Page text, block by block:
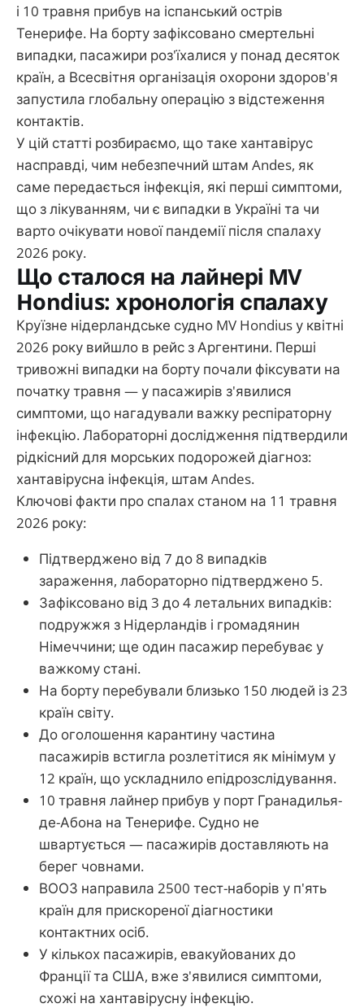
і 10 травня прибув на іспанський острів
Тенерифе. На борту зафіксовано смертельні
випадки, пасажири роз'їхалися у понад десяток
країн, а Всесвітня організація охорони здоров'я
запустила глобальну операцію з відстеження
контактів.
У цій статті розбираємо, що таке хантавірус
насправді, чим небезпечний штам Andes, як
саме передається інфекція, які перші симптоми,
що з лікуванням, чи є випадки в Україні та чи
варто очікувати нової пандемії після спалаху
2026 року.
Що сталося на лайнері MV
Hondius: хронологія спалаху
Круїзне нідерландське судно MV Hondius у квітні
2026 року вийшло в рейс з Аргентини. Перші
тривожні випадки на борту почали фіксувати на
початку травня — у пасажирів з'явилися
симптоми, що нагадували важку респіраторну
інфекцію. Лабораторні дослідження підтвердили
рідкісний для морських подорожей діагноз:
хантавірусна інфекція, штам Andes.
Ключові факти про спалах станом на 11 травня
2026 року:
Підтверджено від 7 до 8 випадків
зараження, лабораторно підтверджено 5.
Зафіксовано від 3 до 4 летальних випадків:
подружжя з Нідерландів і громадянин
Німеччини; ще один пасажир перебуває у
важкому стані.
На борту перебували близько 150 людей із 23
країн світу.
До оголошення карантину частина
пасажирів встигла розлетітися як мінімум у
12 країн, що ускладнило епідрозслідування.
10 травня лайнер прибув у порт Гранадилья-
де-Абона на Тенерифе. Судно не
швартується — пасажирів доставляють на
берег човнами.
ВООЗ направила 2500 тест-наборів у п'ять
країн для прискореної діагностики
контактних осіб.
У кількох пасажирів, евакуйованих до
Франції та США, вже з'явилися симптоми,
схожі на хантавірусну інфекцію.